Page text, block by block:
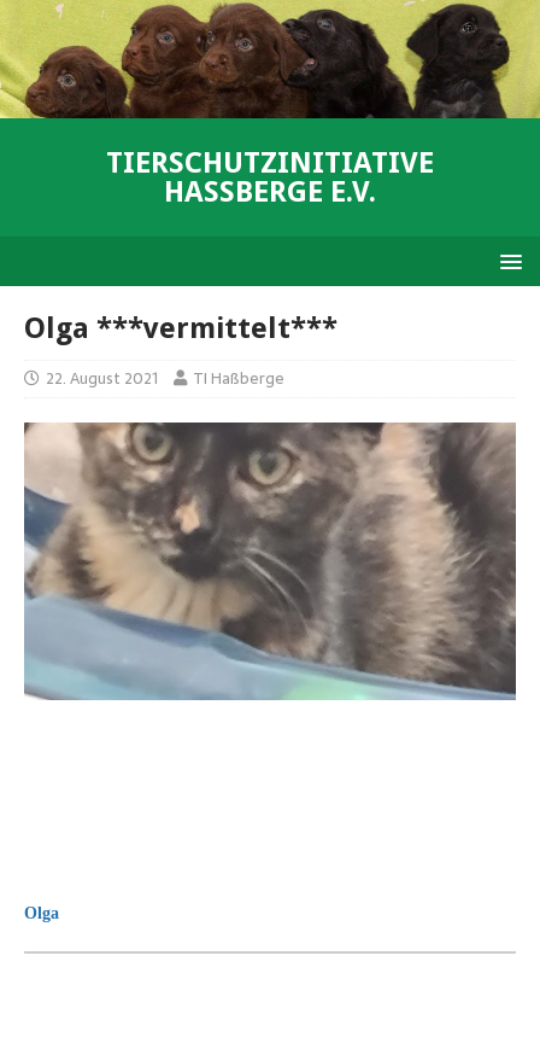
TIERSCHUTZINITIATIVE
HASSBERGE E.V.
Olga ***vermittelt***
22. August 2021 TI Haßberge
Olga